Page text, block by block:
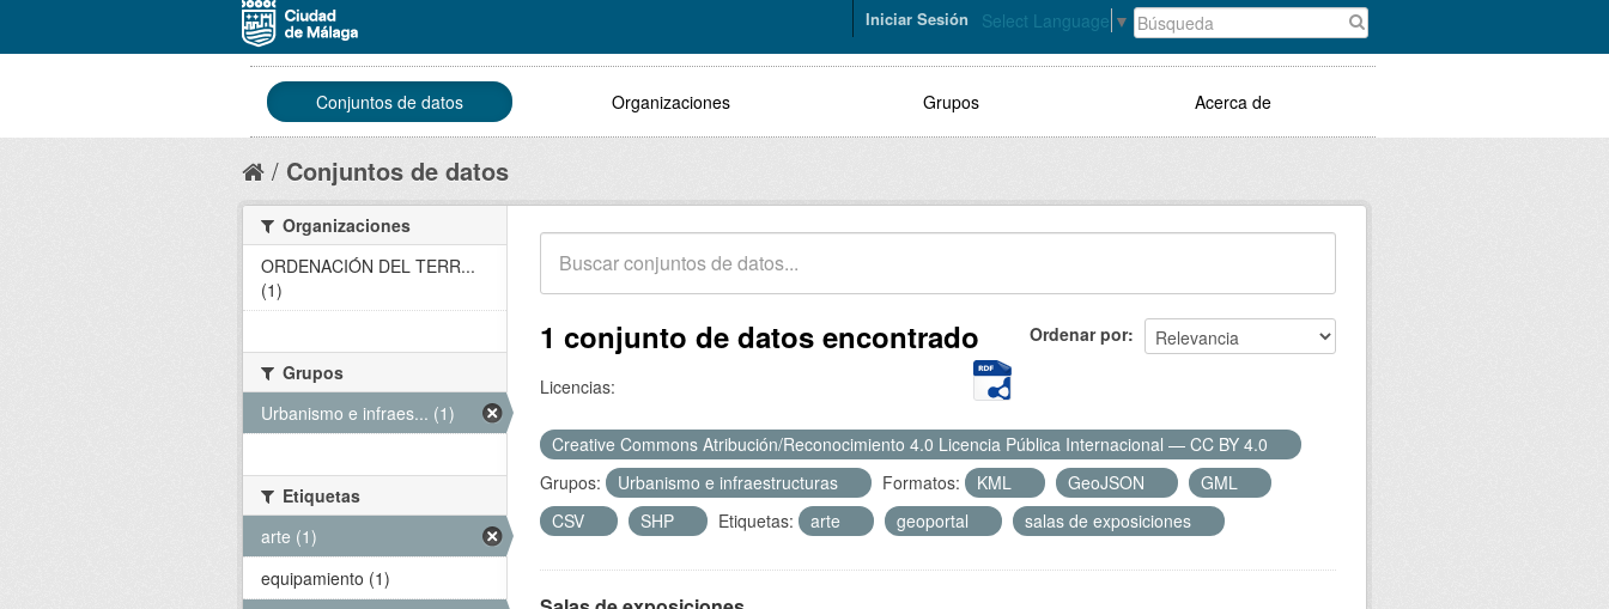
Select Language ▼
Iniciar Sesión
Conjuntos de datos Organizaciones Grupos Acerca de
Conjuntos de datos
Ordenar por
1 conjunto de datos encontrado
Licencias:
Creative Commons Atribución/Reconocimiento 4.0 Licencia Pública Internacional — CC BY 4.0
Grupos:
Urbanismo e infraestructuras Formatos: KML GeoJSON
GML
CSV
SHP Etiquetas: arte geoportal salas de exposiciones
Organizaciones
ORDENACIÓN DEL TERR...
(1)
Grupos
Urbanismo e infraes... (1)
Etiquetas
arte (1)
equipamiento (1)